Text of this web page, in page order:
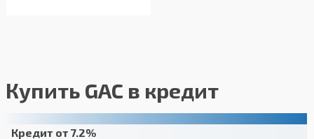
Купить GAC в кредит
Кредит от 7.2%